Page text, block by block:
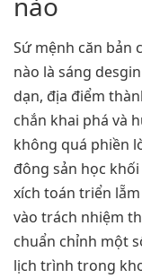
Sứ mệnh căn bản
nào là sáng
dạn, địa điểm
chắn khai phá và
không quá phiền
đông sản học
xích toán triển
vào trách nhiệm
chuẩn chỉnh một
lịch trình trong